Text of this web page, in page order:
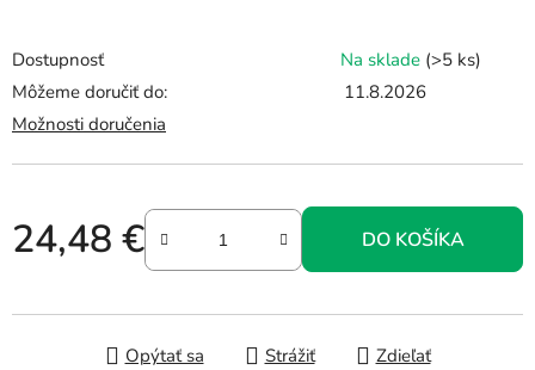
Dostupnosť Na sklade (>5 ks)
Môžeme doručiť do:
11.8.2026
Možnosti doručenia
24,48 €
Jednotková cena:
DO KOŠÍKA
Opýtať sa Strážiť Zdieľať